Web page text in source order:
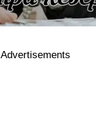
Advertisements